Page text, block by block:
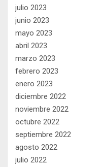
julio 2023
junio 2023
mayo 2023
abril 2023
marzo 2023
febrero 2023
enero 2023
diciembre 2022
noviembre 2022
octubre 2022
septiembre 2022
agosto 2022
julio 2022